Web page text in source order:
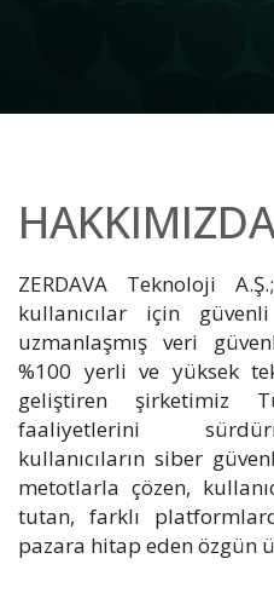
ZERDAVA Teknoloji
kullanıcılar için
uzmanlaşmış veri
%100 yerli ve yüksek
geliştiren şirketimiz
faaliyetlerini
kullanıcıların siber
metotlarla çözen,
tutan, farklı
pazara hitap eden özgün